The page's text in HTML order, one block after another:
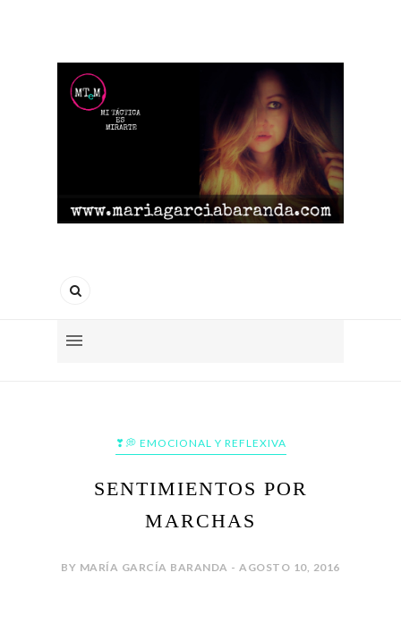
❣💭 EMOCIONAL Y REFLEXIVA
SENTIMIENTOS POR
MARCHAS
BY MARÍA GARCÍA BARANDA - AGOSTO 10, 2016